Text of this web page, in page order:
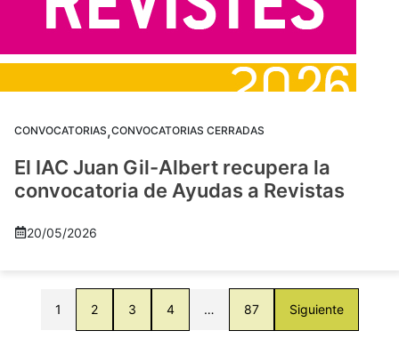
CONVOCATORIAS,CONVOCATORIAS CERRADAS
El IAC Juan Gil-Albert recupera la
convocatoria de Ayudas a Revistas
20/05/2026
1 2 3 4 … 87 Siguiente